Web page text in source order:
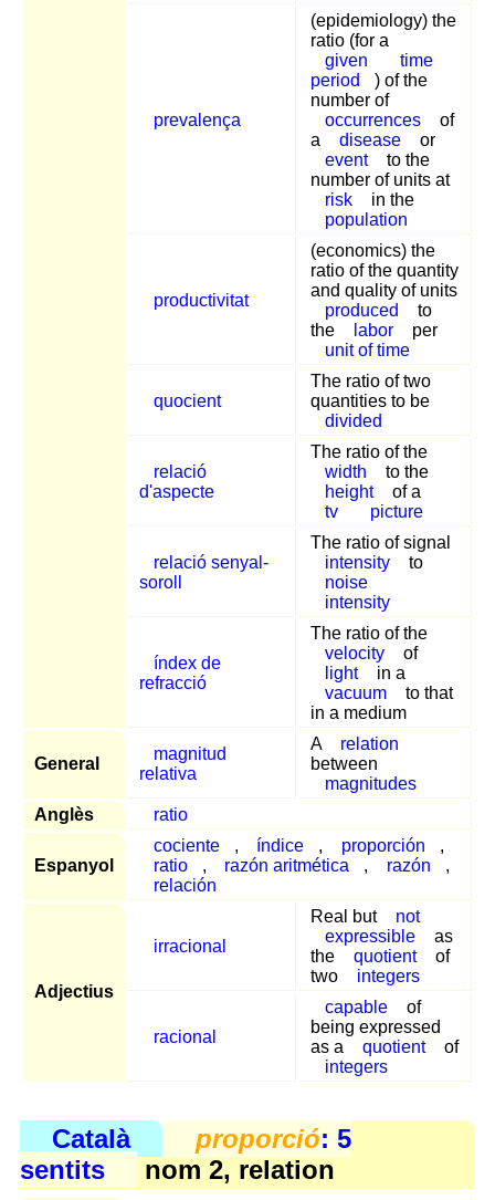
prevalença
(epidemiology) the
ratio (for a
given
time
period
) of the
number of
occurrences
of
a
disease
or
event
to the
number of units at
risk
in the
population
productivitat
(economics) the
ratio of the quantity
and quality of units
produced
to
the
labor
per
unit of time
quocient
The ratio of two
quantities to be
divided
relació
d'aspecte
The ratio of the
width
to the
height
of a
tv
picture
relació senyal-
soroll
The ratio of signal
intensity
to
noise
intensity
índex de
refracció
The ratio of the
velocity
of
light
in a
vacuum
to that
in a medium
General
magnitud
relativa
A
relation
between
magnitudes
Anglès
ratio
Espanyol
cociente , índice , proporción
,
ratio
, razón aritmética , razón
,
relación
Adjectius
irracional
Real but
not
expressible
as
the
quotient
of
two
integers
racional
capable
of
being expressed
as a
quotient
of
integers
Català proporció: 5
sentits
nom 2, relation